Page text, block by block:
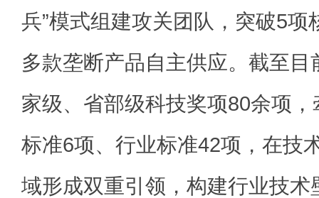
兵”模式组建攻关团队，突破5项
多款垄断产品自主供应。截至
家级、省部级科技奖项80余项
标准6项、行业标准42项，在技
域形成双重引领，构建行业技术